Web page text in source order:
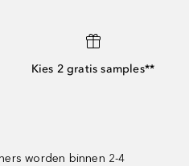
Kies 2 gratis samples**
worden binnen 2-4